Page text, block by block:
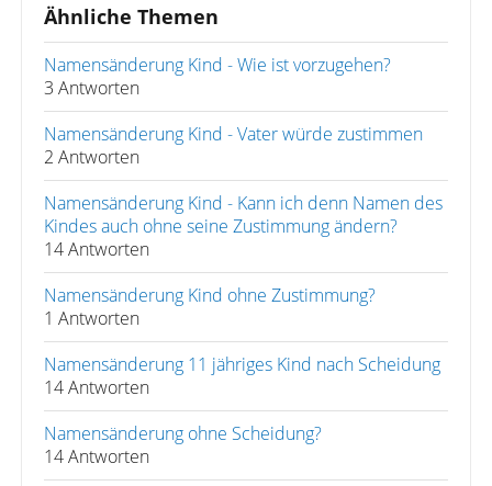
Ähnliche Themen
Namensänderung Kind - Wie ist vorzugehen?
3 Antworten
Namensänderung Kind - Vater würde zustimmen
2 Antworten
Namensänderung Kind - Kann ich denn Namen des
Kindes auch ohne seine Zustimmung ändern?
14 Antworten
Namensänderung Kind ohne Zustimmung?
1 Antworten
Namensänderung 11 jähriges Kind nach Scheidung
14 Antworten
Namensänderung ohne Scheidung?
14 Antworten